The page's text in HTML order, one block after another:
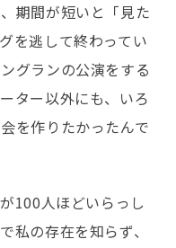
期間が短いと「見た
を逃して終わってい
グランの公演をする
ター以外にも、いろ
を作りたかったんで
100人ほどいらっし
私の存在を知らず、